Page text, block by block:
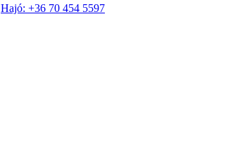
Hajó: +36 70 454 5597